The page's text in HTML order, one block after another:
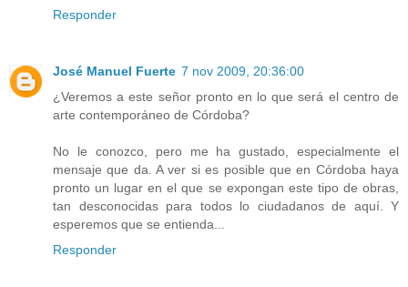
Responder
José Manuel Fuerte 7 nov 2009, 20:36:00
¿Veremos a este señor pronto en lo que será el centro de
arte contemporáneo de Córdoba?
No le conozco, pero me ha gustado, especialmente el
mensaje que da. A ver si es posible que en Córdoba haya
pronto un lugar en el que se expongan este tipo de obras,
tan desconocidas para todos lo ciudadanos de aquí. Y
esperemos que se entienda...
Responder